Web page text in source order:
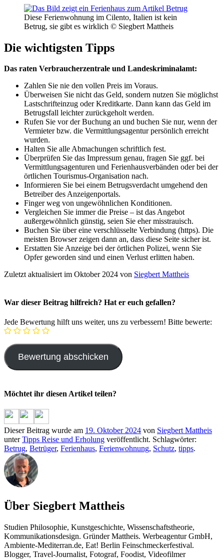
Diese Ferienwohnung im Cilento, Italien ist kein
Betrug, sie gibt es wirklich © Siegbert Mattheis
Die wichtigsten Tipps
Das raten Verbraucherzentrale und Landeskriminalamt:
Zahlen Sie nie den vollen Preis im Voraus.
Überweisen Sie nicht das Geld, sondern nutzen Sie möglichst
Lastschrifteinzug oder Kreditkarte. Dann kann das Geld im
Betrugsfall leichter zurückgeholt werden.
Rufen Sie vor der Buchung an und buchen Sie nur, wenn der
Vermieter bzw. die Vermittlungsagentur persönlich erreicht
wurden.
Halten Sie alle Abmachungen schriftlich fest.
Überprüfen Sie das Impressum genau, fragen Sie ggf. bei
Vermittlungsagenturen und Ferienhausverbänden oder bei der
örtlichen Tourismus-Organisation nach.
Informieren Sie bei einem Betrugsverdacht umgehend den
Betreiber des Anzeigenportals.
Finger weg von ungewöhnlichen Konditionen.
Vergleichen Sie immer die Preise – ist das Angebot
außergewöhnlich günstig, seien Sie eher misstrauisch.
Buchen Sie über eine verschlüsselte Verbindung (https). Die
meisten Browser zeigen dann an, dass diese Seite sicher ist.
Erstatten Sie Anzeige bei der örtlichen Polizei, wenn Sie
Opfer geworden sind und einen Verlust erlitten haben.
Zuletzt aktualisiert im Oktober 2024 von Siegbert Mattheis
War dieser Beitrag hilfreich? Hat er euch gefallen?
Jede Bewertung hilft uns weiter, uns zu verbessern! Bitte bewerte:
Möchtet ihr diesen Artikel teilen?
Dieser Beitrag wurde am 19. Oktober 2024 von Siegbert Mattheis
unterTipps Reise und Erholung veröffentlicht. Schlagwörter:
Betrug, Betrüger, Ferienhaus, Ferienwohnung, Schutz, tipps.
Über Siegbert Mattheis
Studien Philosophie, Kunstgeschichte, Wissenschaftstheorie,
Kommunikationsdesign. Gründer Mattheis. Werbeagentur GmbH,
Ambiente-Mediterran.de, Eat! Berlin Feinschmeckerfestival.
Blogger, Travel-Journalist, Fotograf, Foodist, Videofilmer